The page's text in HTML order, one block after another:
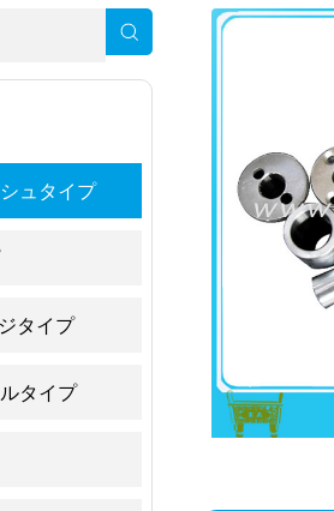
ュタイプ
タイプ
タイプ